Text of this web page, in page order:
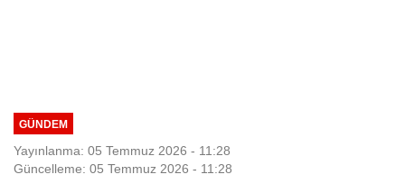
GÜNDEM
Yayınlanma: 05 Temmuz 2026 - 11:28
Güncelleme: 05 Temmuz 2026 - 11:28